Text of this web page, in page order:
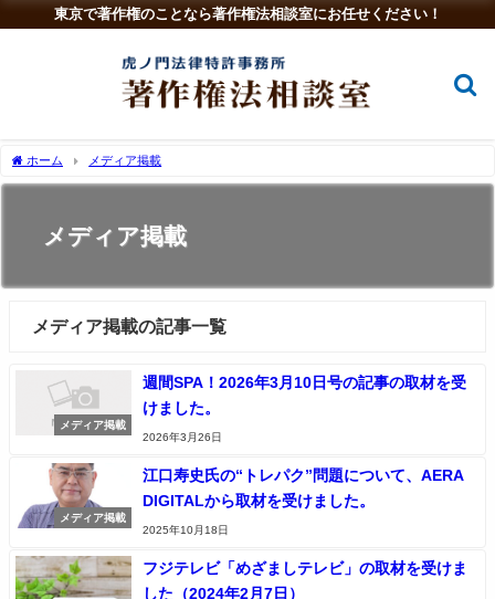
東京で著作権のことなら著作権法相談室にお任せください！
ホーム メディア掲載
メディア掲載
メディア掲載の記事一覧
メディア掲載
週間SPA！2026年3月10日号の記事の取材を受
けました。
2026年3月26日
メディア掲載
江口寿史氏の“トレパク”問題について、AERA
DIGITALから取材を受けました。
2025年10月18日
フジテレビ「めざましテレビ」の取材を受けま
した（2024年2月7日）